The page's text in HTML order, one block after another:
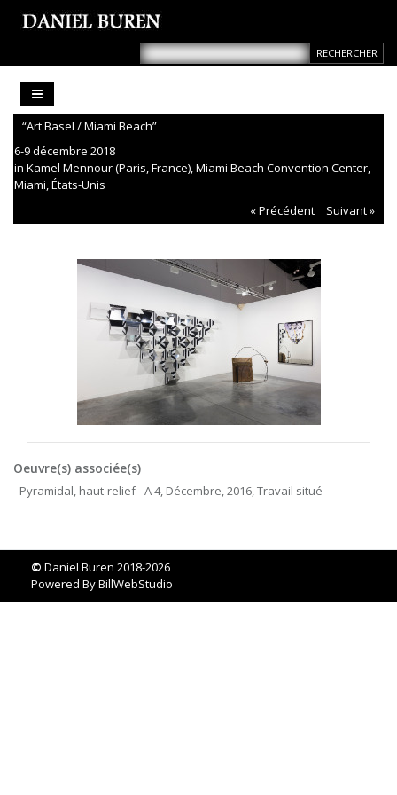
“Art Basel / Miami Beach”
6-9 décembre 2018
in Kamel Mennour (Paris, France), Miami Beach Convention Center,
Miami, États-Unis
« Précédent
Suivant »
Oeuvre(s) associée(s)
- Pyramidal, haut-relief - A 4, Décembre, 2016, Travail situé
© Daniel Buren 2018-2026
Powered ByBillWebStudio